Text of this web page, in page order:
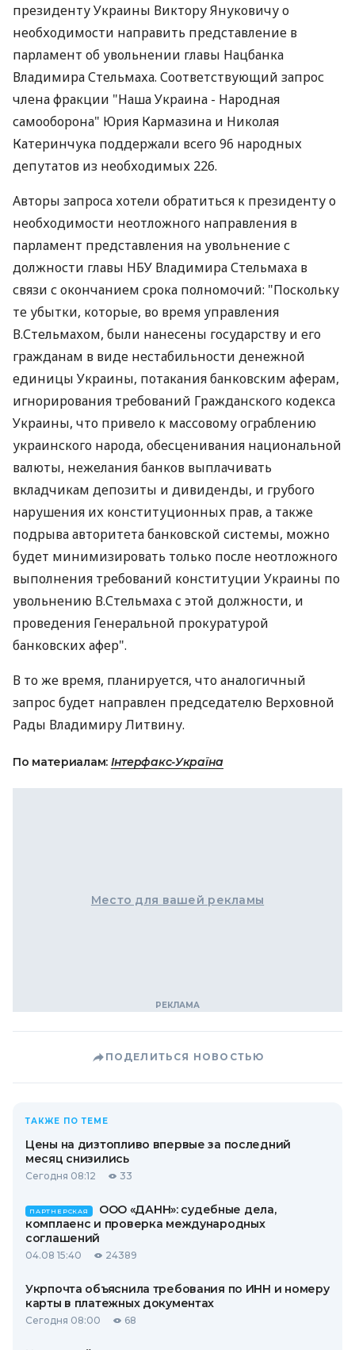
президенту Украины Виктору Януковичу о
необходимости направить представление в
парламент об увольнении главы Нацбанка
Владимира Стельмаха. Соответствующий запрос
члена фракции "Наша Украина - Народная
самооборона" Юрия Кармазина и Николая
Катеринчука поддержали всего 96 народных
депутатов из необходимых 226.
Авторы запроса хотели обратиться к президенту о
необходимости неотложного направления в
парламент представления на увольнение с
должности главы НБУ Владимира Стельмаха в
связи с окончанием срока полномочий: "Поскольку
те убытки, которые, во время управления
В.Стельмахом, были нанесены государству и его
гражданам в виде нестабильности денежной
единицы Украины, потакания банковским аферам,
игнорирования требований Гражданского кодекса
Украины, что привело к массовому ограблению
украинского народа, обесценивания национальной
валюты, нежелания банков выплачивать
вкладчикам депозиты и дивиденды, и грубого
нарушения их конституционных прав, а также
подрыва авторитета банковской системы, можно
будет минимизировать только после неотложного
выполнения требований конституции Украины по
увольнению В.Стельмаха с этой должности, и
проведения Генеральной прокуратурой
банковских афер".
В то же время, планируется, что аналогичный
запрос будет направлен председателю Верховной
Рады Владимиру Литвину.
По материалам: Інтерфакс-Україна
Место для вашей рекламы
ПОДЕЛИТЬСЯ НОВОСТЬЮ
ТАКЖЕ ПО ТЕМЕ
Цены на дизтопливо впервые за последний
месяц снизились
Сегодня 08:12 33
ПАРТНЕРСКАЯ
ООО «ДАНН»: судебные дела,
комплаенс и проверка международных
соглашений
04.08 15:40 24389
Укрпочта объяснила требования по ИНН и номеру
карты в платежных документах
Сегодня 08:00 68